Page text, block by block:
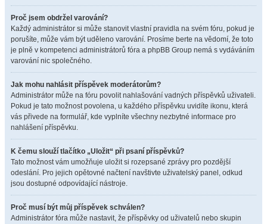
Proč jsem obdržel varování?
Každý administrátor si může stanovit vlastní pravidla na svém fóru, pokud je
porušíte, může vám být uděleno varování. Prosíme berte na vědomí, že toto
je plně v kompetenci administrátorů fóra a phpBB Group nemá s vydáváním
varování nic společného.
Jak mohu nahlásit příspěvek moderátorům?
Administrátor může na fóru povolit nahlašování vadných příspěvků uživateli.
Pokud je tato možnost povolena, u každého příspěvku uvidíte ikonu, která
vás přivede na formulář, kde vyplníte všechny nezbytné informace pro
nahlášení příspěvku.
K čemu slouží tlačítko „Uložit“ při psaní příspěvků?
Tato možnost vám umožňuje uložit si rozepsané zprávy pro pozdější
odeslání. Pro jejich opětovné načtení navštivte uživatelský panel, odkud
jsou dostupné odpovídající nástroje.
Proč musí být můj příspěvek schválen?
Administrátor fóra může nastavit, že příspěvky od uživatelů nebo skupin